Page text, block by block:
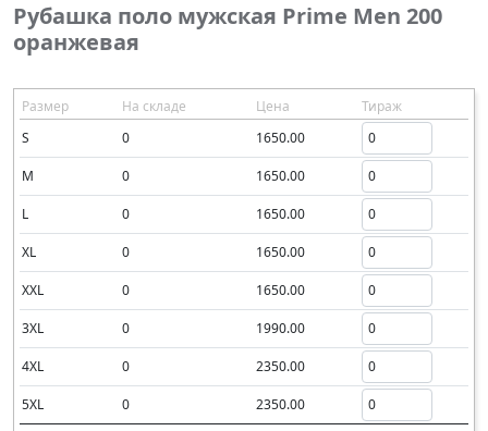
Рубашка поло мужская Prime Men 200
оранжевая
Размер На складе Цена
Тираж
S
0 1650.00
M 0 1650.00
L 0 1650.00
XL 0 1650.00
XXL 0 1650.00
3XL 0 1990.00
4XL 0 2350.00
5XL 0 2350.00